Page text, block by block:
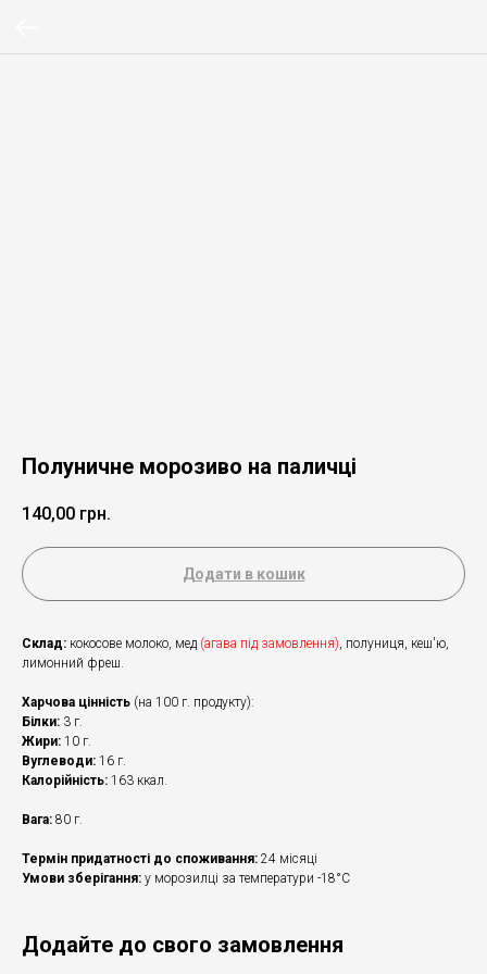
Полуничне морозиво на паличці
140,00 грн.
Додати в кошик
Склад: кокосове молоко, мед (агава під замовлення), полуниця, кеш'ю,
лимонний фреш.
Харчова цінність (на 100 г. продукту):
Білки: 3 г.
Жири: 10 г.
Вуглеводи: 16 г.
Калорійність: 163 ккал.
Вага: 80 г.
Термін придатності до споживання: 24 місяці
Умови зберігання: у морозилці за температури -18°С
Додайте до свого замовлення